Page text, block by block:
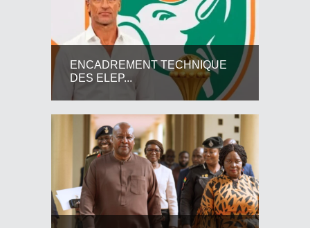
ENCADREMENT TECHNIQUE
DES ELEP...